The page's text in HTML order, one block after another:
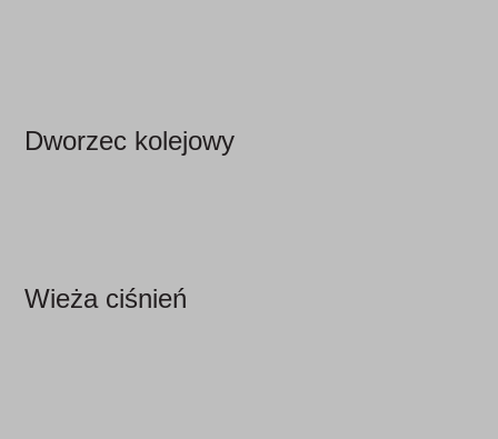
Dworzec kolejowy
Wieża ciśnień